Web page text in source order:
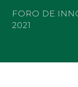
FORO DE
2021